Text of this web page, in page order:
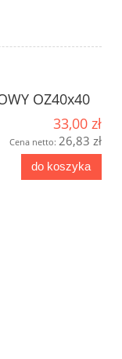
OZ40x40
33,00 zł
Cena netto: 26,83 zł
do koszyka